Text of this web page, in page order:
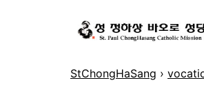
StChongHaSang ›